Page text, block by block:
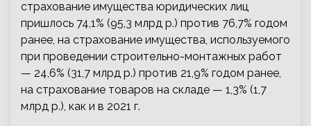
страхование имущества юридических лиц
пришлось 74,1% (95,3 млрд р.) против 76,7% годом
ранее, на страхование имущества, используемого
при проведении строительно-монтажных работ
— 24,6% (31,7 млрд р.) против 21,9% годом ранее,
на страхование товаров на складе — 1,3% (1,7
млрд р.), как и в 2021 г.